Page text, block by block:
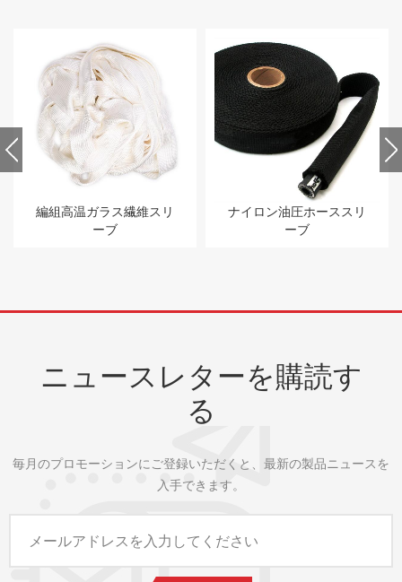
ナイロン油圧ホーススリ
シリコンコーティング
ットガラス繊維耐火ス
ニュースレターを購読す
る
毎月のプロモーションにご登録いただくと、最新の製品ニュースを
入手できます。